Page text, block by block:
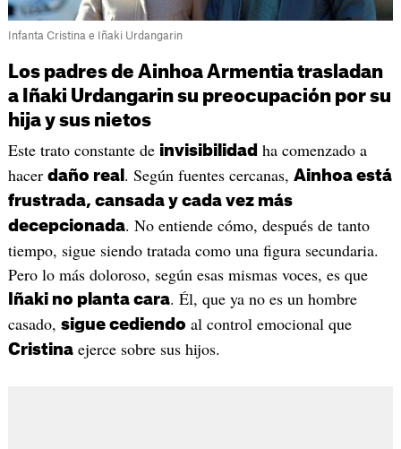
Infanta Cristina e Iñaki Urdangarin
Los padres de Ainhoa Armentia trasladan
a Iñaki Urdangarin su preocupación por su
hija y sus nietos
Este trato constante de invisibilidad ha comenzado a
hacer daño real . Según fuentes cercanas, Ainhoa está
frustrada, cansada y cada vez más
decepcionada. No entiende cómo, después de tanto
tiempo, sigue siendo tratada como una figura secundaria.
Pero lo más doloroso, según esas mismas voces, es que
Iñaki no planta cara. Él, que ya no es un hombre
casado, sigue cediendo al control emocional que
Cristinaejerce sobre sus hijos.